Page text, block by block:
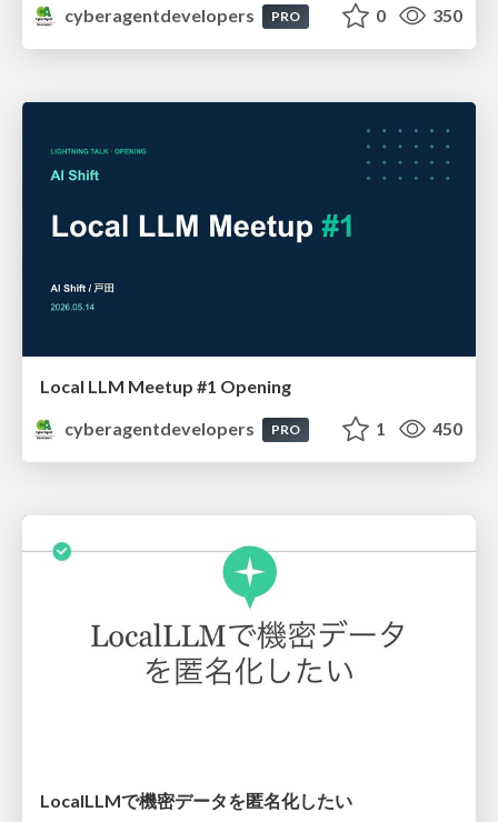
cyberagentdevelopers PRO 0 350
Local LLM Meetup #1 Opening
cyberagentdevelopers
PRO 1 450
LocalLLMで機密データを匿名化したい